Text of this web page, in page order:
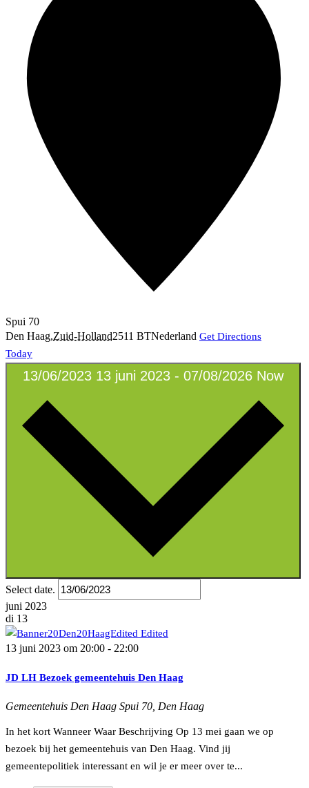
Spui 70
Den Haag,Zuid-Holland2511 BTNederland Get Directions
Today
13/06/2023 13 juni 2023 - 07/08/2026 Now
Select date.
juni 2023
di 13
13 juni 2023 om 20:00 - 22:00
JD LH Bezoek gemeentehuis Den Haag
Gemeentehuis Den Haag Spui 70, Den Haag
In het kort Wanneer Waar Beschrijving Op 13 mei gaan we op
bezoek bij het gemeentehuis van Den Haag. Vind jij
gemeentepolitiek interessant en wil je er meer over te...